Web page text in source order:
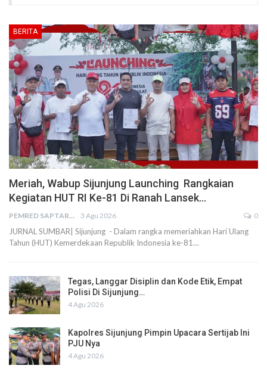
BERITA
Meriah, Wabup Sijunjung Launching Rangkaian
Kegiatan HUT RI Ke-81 Di Ranah Lansek…
PEMRED SAPTARIUS 3 Agu 2026 0
JURNAL SUMBAR| Sijunjung - Dalam rangka memeriahkan Hari Ulang
Tahun (HUT) Kemerdekaan Republik Indonesia ke-81…
Tegas, Langgar Disiplin dan Kode Etik, Empat
Polisi Di Sijunjung…
4 Agu 2026
Kapolres Sijunjung Pimpin Upacara Sertijab Ini
PJU Nya
4 Agu 2026